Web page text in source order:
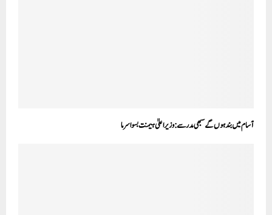
آسام میں بند ہوں گے سبھی مدرسے :وزیر اعلیٰ ہیمنت بسوا سرما